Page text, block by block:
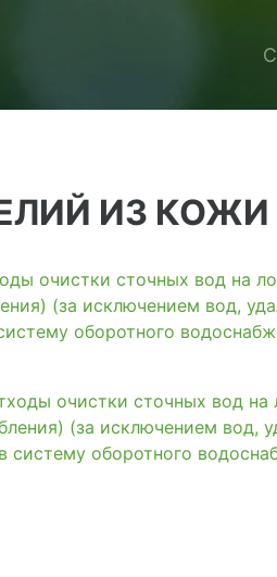
ИЗ КОЖИ
сточных вод на
(за исключением вод,
оборотного
очистки сточных вод на
(за исключением вод,
оборотного